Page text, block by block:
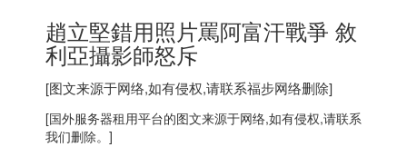
趙立堅錯用照片罵阿富汗戰爭 敘
利亞攝影師怒斥
[图文来源于网络,如有侵权,请联系福步网络删除]
[国外服务器租用平台的图文来源于网络,如有侵权,请联系
我们删除。]